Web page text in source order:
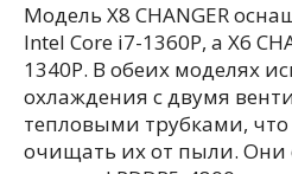
Модель X8 CHANGER
Intel Core i7-1360P, а X6
1340P. В обеих моделях
охлаждения с двумя
тепловыми трубками, что
очищать их от пыли. Они